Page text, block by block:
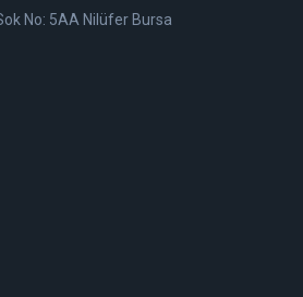
No: 5AA Nilüfer Bursa